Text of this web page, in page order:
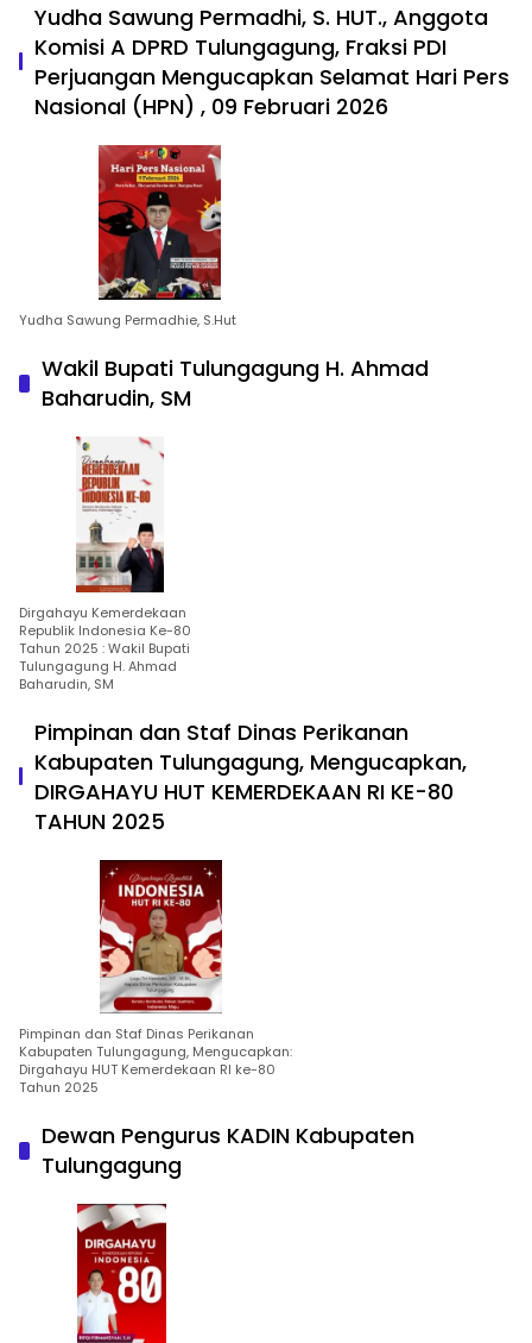
Yudha Sawung Permadhi, S. HUT., Anggota
Komisi A DPRD Tulungagung, Fraksi PDI
Perjuangan Mengucapkan Selamat Hari Pers
Nasional (HPN) , 09 Februari 2026
Yudha Sawung Permadhie, S.Hut
Wakil Bupati Tulungagung H. Ahmad
Baharudin, SM
Dirgahayu Kemerdekaan
Republik Indonesia Ke-80
Tahun 2025 : Wakil Bupati
Tulungagung H. Ahmad
Baharudin, SM
Pimpinan dan Staf Dinas Perikanan
Kabupaten Tulungagung, Mengucapkan,
DIRGAHAYU HUT KEMERDEKAAN RI KE-80
TAHUN 2025
Pimpinan dan Staf Dinas Perikanan
Kabupaten Tulungagung, Mengucapkan:
Dirgahayu HUT Kemerdekaan RI ke-80
Tahun 2025
Dewan Pengurus KADIN Kabupaten
Tulungagung